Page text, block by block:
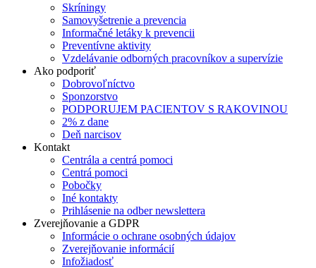
Skríningy
Samovyšetrenie a prevencia
Informačné letáky k prevencii
Preventívne aktivity
Vzdelávanie odborných pracovníkov a supervízie
Ako podporiť
Dobrovoľníctvo
Sponzorstvo
PODPORUJEM PACIENTOV S RAKOVINOU
2% z dane
Deň narcisov
Kontakt
Centrála a centrá pomoci
Centrá pomoci
Pobočky
Iné kontakty
Prihlásenie na odber newslettera
Zverejňovanie a GDPR
Informácie o ochrane osobných údajov
Zverejňovanie informácií
Infožiadosť